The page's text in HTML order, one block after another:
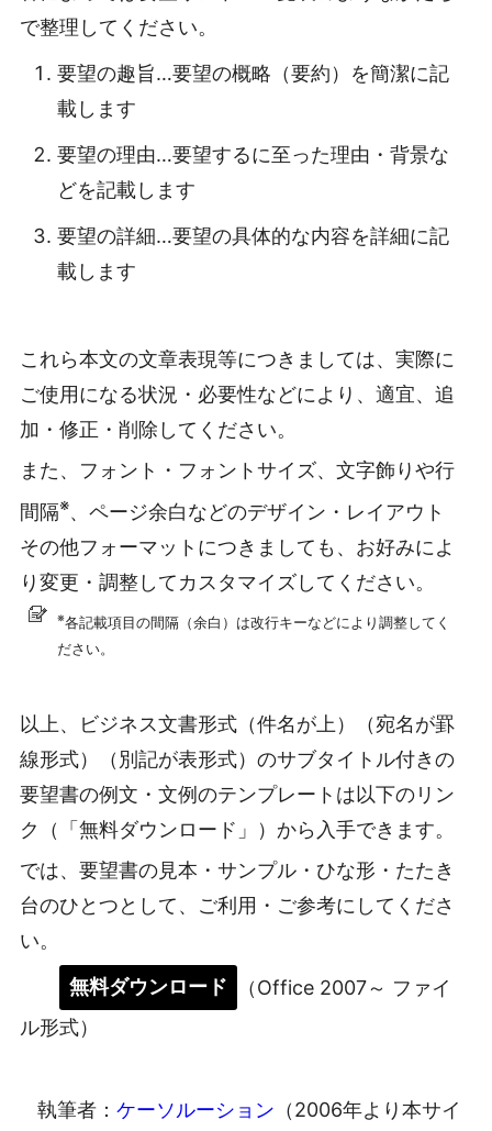
で整理してください。
要望の趣旨…要望の概略（要約）を簡潔に記
載します
要望の理由…要望するに至った理由・背景な
どを記載します
要望の詳細…要望の具体的な内容を詳細に記
載します
これら本文の文章表現等につきましては、実際に
ご使用になる状況・必要性などにより、適宜、追
加・修正・削除してください。
また、フォント・フォントサイズ、文字飾りや行
間隔※、ページ余白などのデザイン・レイアウト
その他フォーマットにつきましても、お好みによ
り変更・調整してカスタマイズしてください。
※各記載項目の間隔（余白）は改行キーなどにより調整してく
ださい。
以上、ビジネス文書形式（件名が上）（宛名が罫
線形式）（別記が表形式）のサブタイトル付きの
要望書の例文・文例のテンプレートは以下のリン
ク（「無料ダウンロード」）から入手できます。
では、要望書の見本・サンプル・ひな形・たたき
台のひとつとして、ご利用・ご参考にしてくださ
い。
無料ダウンロード
（Office 2007～ ファイ
ル形式）
執筆者： ケーソルーション （2006年より本サイ